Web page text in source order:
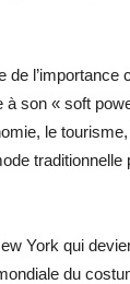
de l’importance
son « soft
le
traditionnelle
York qui
du